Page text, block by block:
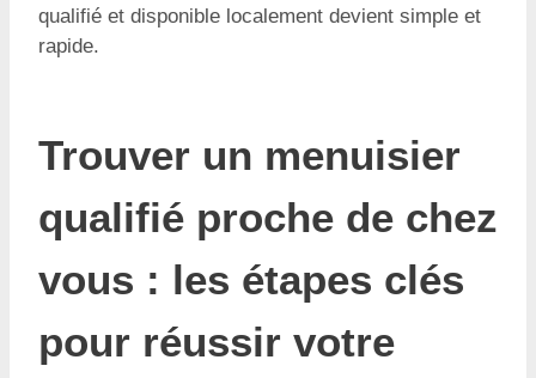
qualifié et disponible localement devient simple et
rapide.
Trouver un menuisier
qualifié proche de chez
vous : les étapes clés
pour réussir votre